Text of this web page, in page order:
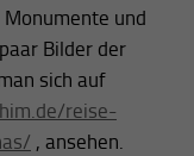
und
Bilder der
sich auf
reise-
, ansehen.